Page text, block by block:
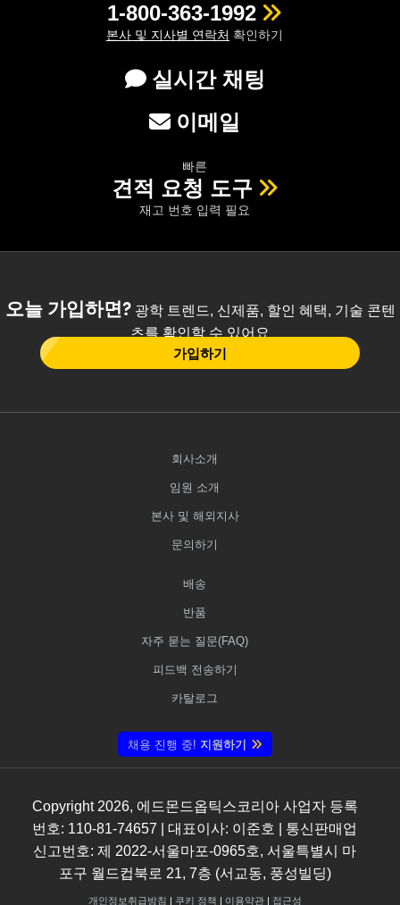
1-800-363-1992
본사 및 지사별 연락처 확인하기
실시간 채팅
이메일
빠른
견적 요청 도구
재고 번호 입력 필요
오늘 가입하면?광학 트렌드, 신제품, 할인 혜택, 기술 콘텐
츠를 확인할 수 있어요
가입하기
회사소개
임원 소개
본사 및 해외지사
문의하기
배송
반품
자주 묻는 질문(FAQ)
피드백 전송하기
카탈로그
채용 진행 중! 지원하기
Copyright 2026, 에드몬드옵틱스코리아 사업자 등록
번호: 110-81-74657 | 대표이사: 이준호 | 통신판매업
신고번호: 제 2022-서울마포-0965호, 서울특별시 마
포구 월드컵북로 21, 7층 (서교동, 풍성빌딩)
개인정보취급방침 | 쿠키 정책 | 이용약관| 접근성